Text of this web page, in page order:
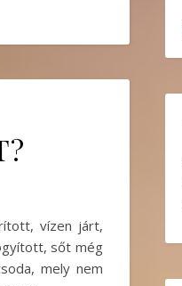
vízen járt,
sőt még
mely nem